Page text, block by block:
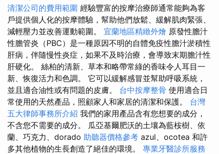
清潔公司的費用範圍 經驗豐富的按摩治療師通常能夠為客
戶提供個人化的按摩體驗，幫助他們放鬆、緩解肌肉緊張、
減輕壓力並改善運動範圍。 宜蘭地區精緻外燴 原發性膽汁
性膽管炎（PBC）是一種原因不明的自體免疫性膽汁淤積性
肝病，伴隨慢性炎症，如果不及時治療，會導致末期膽汁性
肝硬化。 絲柏的清新、草本和略帶常綠的香味令人耳目一
新、恢復活力和色調。 它可以緩解感冒並幫助呼吸系統，
並且適合油性或有問題的皮膚。 台中按摩整骨 使用適合日
常使用的天然產品，照顧家人和家居的清潔和保護。 台灣
五大律師事務所介紹 我們的家用產品含有您想要的成分，
不含您不需要的成分。 瓜亞基爾肥沃的土壤為藍桉樹、依
蘭、巧克力、dorado 助聽器價格參考 azul、ocotea 和許
多其他植物的生長創造了絕佳的環境。 專業牙醫診所服務